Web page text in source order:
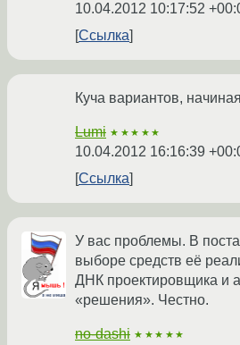
10.04.2012 10:17:52
Ссылка
Куча вариантов,
Lumi ★★★★★
10.04.2012 16:16:39
Ссылка
У вас проблемы. В
выборе средств её
ДНК проектировщика и
«решения». Честно.
no-dashi ★★★★★